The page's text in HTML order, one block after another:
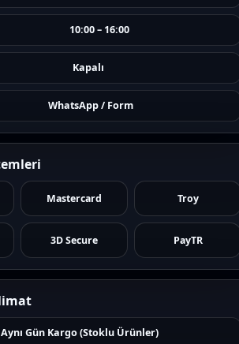
10:00 – 16:00
Kapalı
WhatsApp / Form
Mastercard Troy
3D Secure PayTR
Aynı Gün Kargo (Stoklu Ürünler)